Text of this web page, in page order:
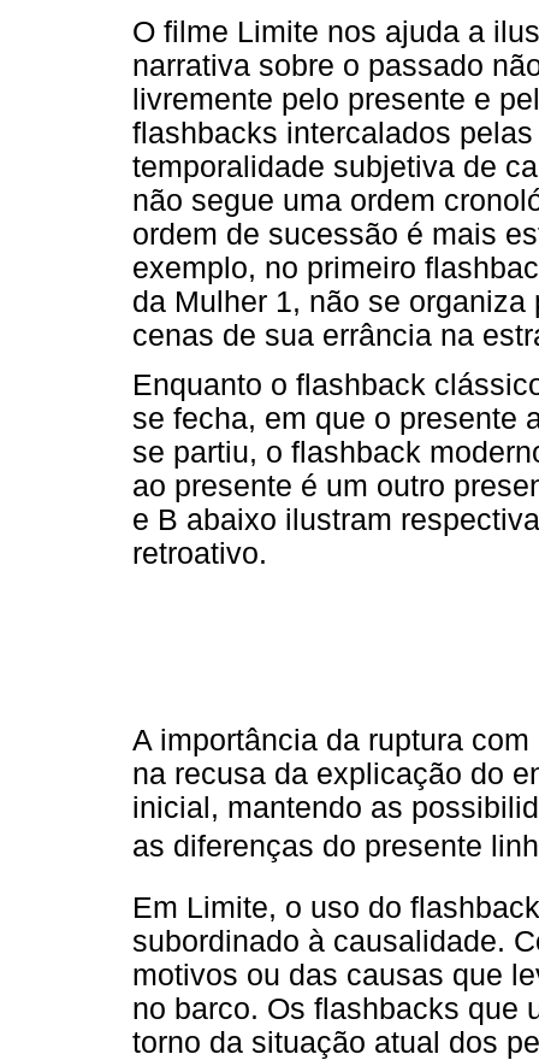
O filme Limite nos ajuda a
narrativa sobre o passado
livremente pelo presente e
flashbacks intercalados
temporalidade subjetiva de
não segue uma ordem
ordem de sucessão é mais
exemplo, no primeiro
da Mulher 1, não se
cenas de sua errância na
Enquanto o flashback
se fecha, em que o presente
se partiu, o flashback
ao presente é um outro
e B abaixo ilustram
retroativo.
A importância da ruptura
na recusa da explicação do
inicial, mantendo as
as diferenças do presente
Em Limite, o uso do
subordinado à causalidade.
motivos ou das causas que
no barco. Os flashbacks que
torno da situação atual dos